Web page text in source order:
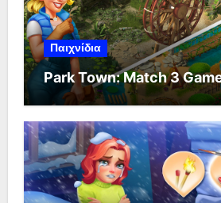
Παιχνίδια
Park Town: Match 3